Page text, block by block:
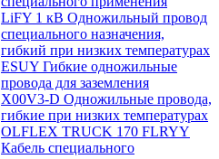
LiFY 1 кВ Одножильный провод
специального назначения,
гибкий при низких температурах
ESUY Гибкие одножильные
провода для заземления
X00V3-D Одножильные провода,
гибкие при низких температурах
OLFLEX TRUCK 170 FLRYY
Кабель специального